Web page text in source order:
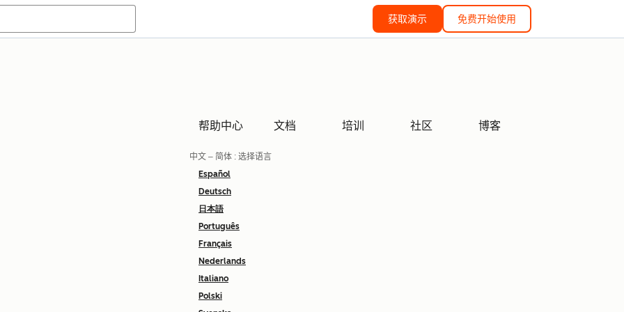
获取演示 免费开始使用
帮助中心 文档 培训 社区 博客
中文 – 简体 : 选择语言
Español
Deutsch
日本語
Português
Français
Nederlands
Italiano
Polski